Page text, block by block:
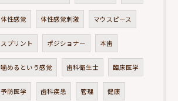
体性感覚 体性感覚刺激 マウスピース
スプリント ポジショナー 本歯
噛めるという感覚 歯科衛生士 臨床医学
予防医学 歯科疾患 管理 健康